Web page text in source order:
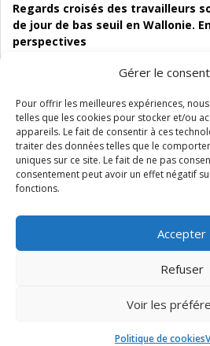
Gérer le
Pour offrir les meilleures expériences,
telles que les cookies pour stocker et/ou
appareils. Le fait de consentir à ces
traiter des données telles que le
uniques sur ce site. Le fait de ne pas
consentement peut avoir un effet négatif
fonctions.
Accepter
Refuser
Voir les
Politique de cookies
Regards croisés des travailleurs
de jour de bas seuil en Wallonie.
perspectives
d’accompagnement à
01 Juil 2026
Pénurie du personnel infirmier
d’offre de soins pour comprendre
Wallonie ?
Médiateur